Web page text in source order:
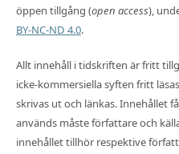
öppen tillgång (open access),
BY-NC-ND 4.0.
Allt innehåll i tidskriften är fritt
icke-kommersiella syften fritt
skrivas ut och länkas. Innehållet
används måste författare och
innehållet tillhör respektive